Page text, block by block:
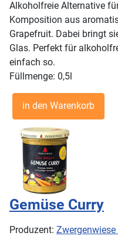
Alkoholfreie Alternative
Komposition aus
Grapefruit. Dabei bringt
Glas. Perfekt für
einfach so.
Füllmenge: 0,5l
Gemüse Curry
Produzent: